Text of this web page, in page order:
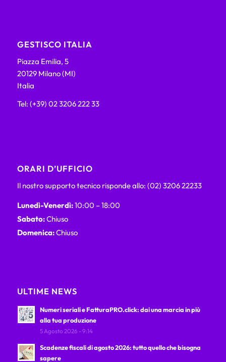
GESTISCO ITALIA
Piazza Emilia, 5
20129 Milano (MI)
Italia
Tel: (+39) 02 3206 222 33
ORARI D’UFFICIO
Il nostro supporto tecnico risponde allo: (02) 3206 22233
Lunedì-Venerdì:10:00 – 18:00
Sabato:Chiuso
Domenica:Chiuso
ULTIME NEWS
Numeri seriali e FatturaPRO.click: dai una marcia in più
alla tua produzione
5 Agosto 2026 - 9:14
Scadenze fiscali di agosto 2026: tutto quello che bisogna
sapere